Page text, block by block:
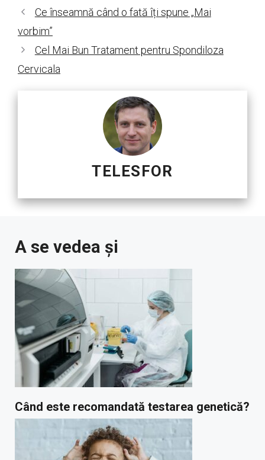
Ce înseamnă când o fată îți spune „Mai
vorbim”
Cel Mai Bun Tratament pentru Spondiloza
Cervicala
TELESFOR
A se vedea și
Când este recomandată testarea genetică?